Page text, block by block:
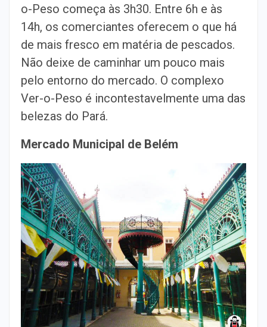
o-Peso começa às 3h30. Entre 6h e às
14h, os comerciantes oferecem o que há
de mais fresco em matéria de pescados.
Não deixe de caminhar um pouco mais
pelo entorno do mercado. O complexo
Ver-o-Peso é incontestavelmente uma das
belezas do Pará.
Mercado Municipal de Belém